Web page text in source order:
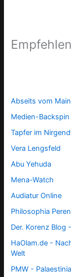
Abseits vom
Medien-
Tapfer im
Vera Lengsfeld
Abu Yehuda
Mena-Watch
Audiatur Online
Philosophia
Der. Korenz Blog
HaOlam.de -
Welt
PMW -